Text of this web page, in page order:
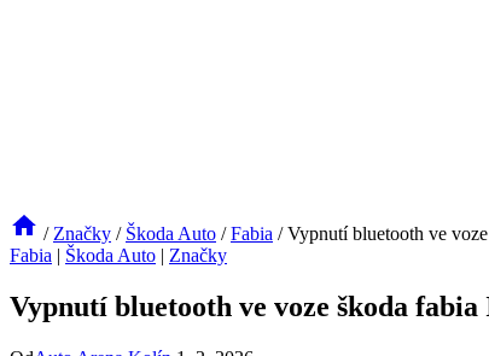
/ Značky / Škoda Auto / Fabia / Vypnutí bluetooth ve
Fabia | Škoda Auto | Značky
Vypnutí bluetooth ve voze škoda